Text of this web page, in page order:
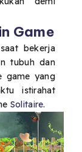
Game
bekerja
tubuh dan
game yang
istirahat
Solitaire.